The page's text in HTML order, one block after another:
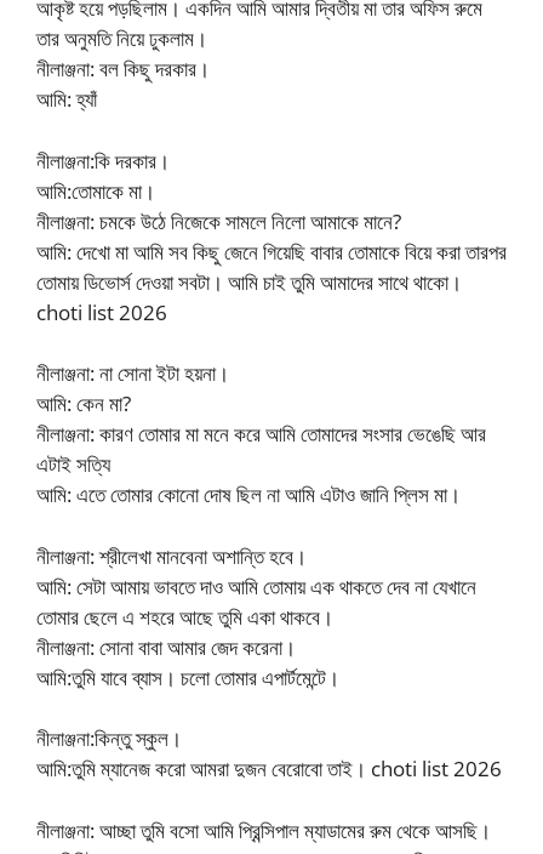
আকৃষ্ট হয়ে পড়ছিলাম। একদিন আমি আমার দ্বিতীয় মা তার অফিস রুমে
তার অনুমতি নিয়ে ঢুকলাম।
নীলাঞ্জনা: বল কিছু দরকার।
আমি: হ্যাঁ
নীলাঞ্জনা:কি দরকার।
আমি:তোমাকে মা।
নীলাঞ্জনা: চমকে উঠে নিজেকে সামলে নিলো আমাকে মানে?
আমি: দেখো মা আমি সব কিছু জেনে গিয়েছি বাবার তোমাকে বিয়ে করা তারপর
তোমায় ডিভোর্স দেওয়া সবটা। আমি চাই তুমি আমাদের সাথে থাকো।
choti list 2026
নীলাঞ্জনা: না সোনা ইটা হয়না।
আমি: কেন মা?
নীলাঞ্জনা: কারণ তোমার মা মনে করে আমি তোমাদের সংসার ভেঙেছি আর
এটাই সত্যি
আমি: এতে তোমার কোনো দোষ ছিল না আমি এটাও জানি প্লিস মা।
নীলাঞ্জনা: শ্রীলেখা মানবেনা অশান্তি হবে।
আমি: সেটা আমায় ভাবতে দাও আমি তোমায় এক থাকতে দেব না যেখানে
তোমার ছেলে এ শহরে আছে তুমি একা থাকবে।
নীলাঞ্জনা: সোনা বাবা আমার জেদ করেনা।
আমি:তুমি যাবে ব্যাস। চলো তোমার এপার্টমেন্টে।
নীলাঞ্জনা:কিন্তু স্কুল।
আমি:তুমি ম্যানেজ করো আমরা দুজন বেরোবো তাই। choti list 2026
নীলাঞ্জনা: আচ্ছা তুমি বসো আমি প্রিন্সিপাল ম্যাডামের রুম থেকে আসছি।